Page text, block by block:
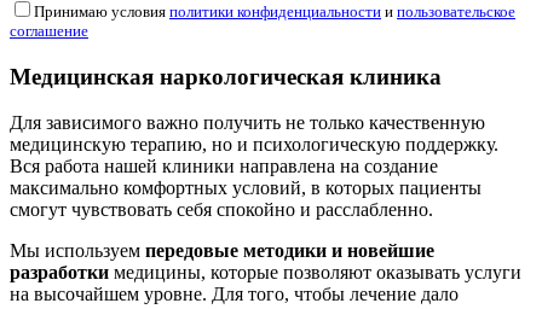
Принимаю условия политики конфиденциальности и пользовательское
соглашение
Медицинская наркологическая клиника
Для зависимого важно получить не только качественную
медицинскую терапию, но и психологическую поддержку.
Вся работа нашей клиники направлена на создание
максимально комфортных условий, в которых пациенты
смогут чувствовать себя спокойно и расслабленно.
Мы используем передовые методики и новейшие
разработки медицины, которые позволяют оказывать услуги
на высочайшем уровне. Для того, чтобы лечение дало